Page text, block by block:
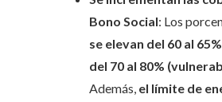
Bono Social: Los
se elevan del 60 al
del 70 al 80%
Además, el límite de